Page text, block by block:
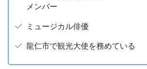
メンバー
ミュージカル俳優
龍仁市で観光大使を務めている